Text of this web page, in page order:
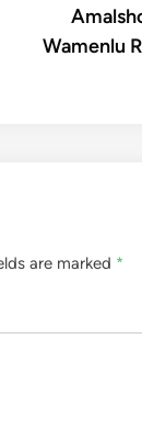
Wamenlu
are marked *